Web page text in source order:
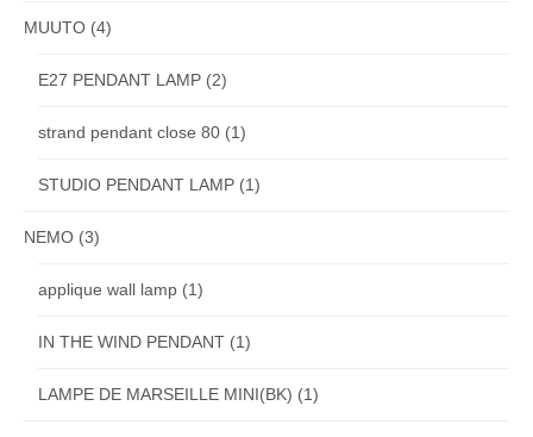
MUUTO (4)
E27 PENDANT LAMP (2)
strand pendant close 80 (1)
STUDIO PENDANT LAMP (1)
NEMO (3)
applique wall lamp (1)
IN THE WIND PENDANT (1)
LAMPE DE MARSEILLE MINI(BK) (1)